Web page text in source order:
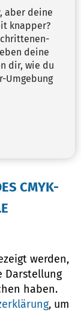
aber deine
knapper?
deine
dir, wie du
Umgebung
CMYK-
werden,
Darstellung
haben.
, um